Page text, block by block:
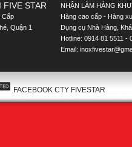
STAR
Cấp
Quận 1
NHẬN LÀM HÀNG
Hàng cao cấp - Hàng
Dụng cụ Nhà Hàng,
Hotline: 0914 81 5511 -
Email:
FACEBOOK CTY FIVESTAR